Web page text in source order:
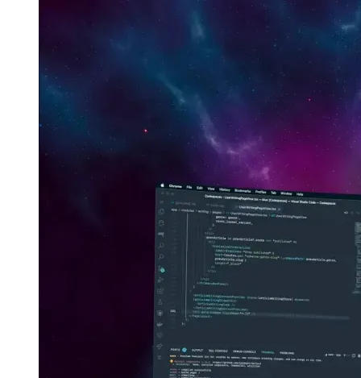
すべての投稿カテゴリ
の概要ページをどのように設計したか